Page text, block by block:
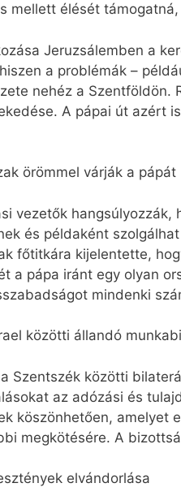
mellett élését
Jeruzsálemben a
a problémák –
nehéz a Szentföldön.
A pápai út azért
örömmel várják a pápát
vezetők
és példaként
főtitkára kijelentette,
a pápa iránt egy olyan
mindenki
közötti állandó
Szentszék közötti
az adózási és
köszönhetően,
megkötésére. A
elvándorlása